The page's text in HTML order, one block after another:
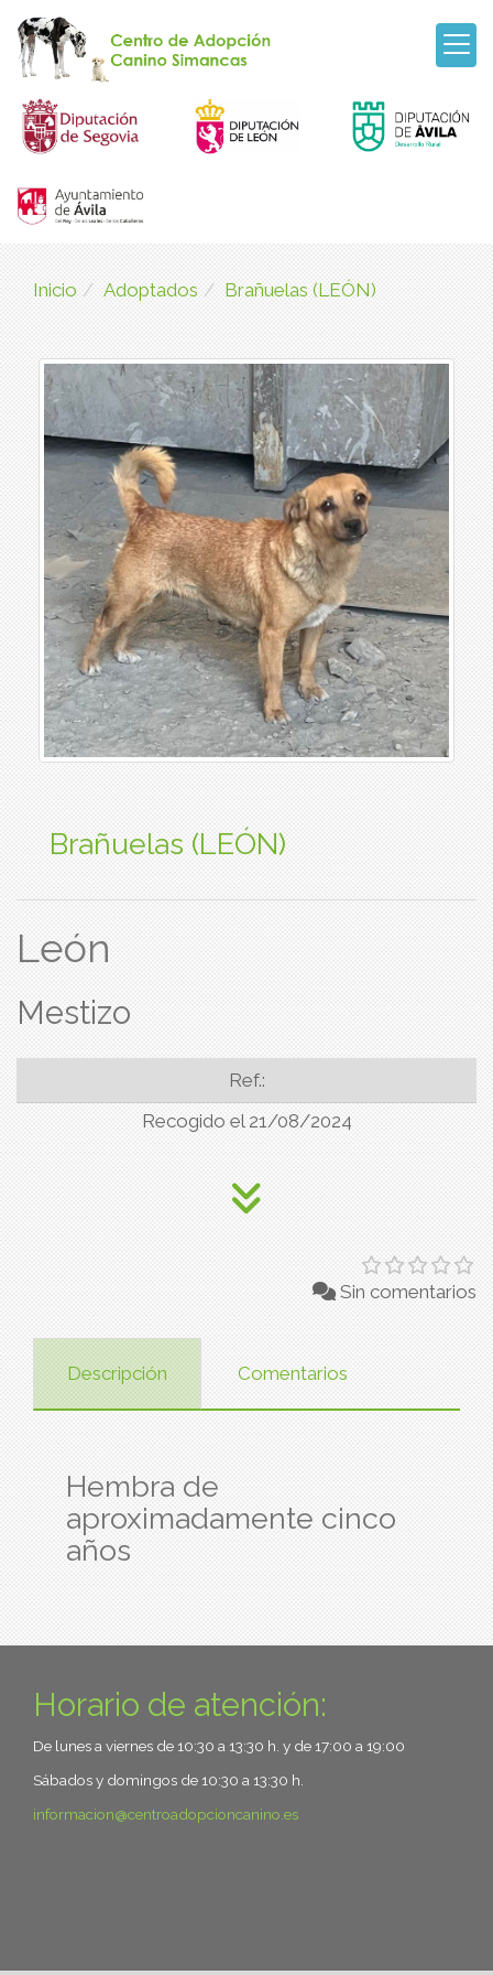
Inicio Adoptados Brañuelas (LEÓN)
Brañuelas (LEÓN)
León
Mestizo
Ref.:
Recogido el 21/08/2024
Sin comentarios
Descripción Comentarios
Hembra de
aproximadamente cinco
años
Horario de atención:
De lunes a viernes de 10:30 a 13:30 h. y de 17:00 a 19:00
Sábados y domingos de 10:30 a 13:30 h.
informacion
centroadopcioncanino.es